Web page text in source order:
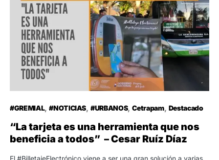
#GREMIAL #NOTICIAS #URBANOS Cetrapam Destacado
“La tarjeta es una herramienta que nos
beneficia a todos” – Cesar Ruíz Díaz
El #BilletajeElectrónico viene a ser una gran solución a varias